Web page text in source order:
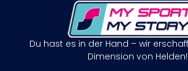
Du hast es in der Hand – wir
Dimension von Helden!